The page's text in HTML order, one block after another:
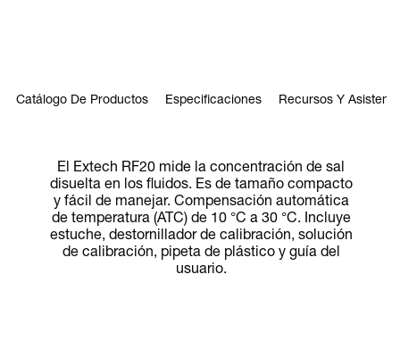
Catálogo De Productos Especificaciones Recursos Y
El Extech RF20 mide la concentración de sal
disuelta en los fluidos. Es de tamaño compacto
y fácil de manejar. Compensación automática
de temperatura (ATC) de 10 °C a 30 °C. Incluye
estuche, destornillador de calibración, solución
de calibración, pipeta de plástico y guía del
usuario.